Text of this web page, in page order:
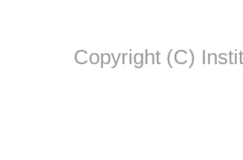
Copyright (C)